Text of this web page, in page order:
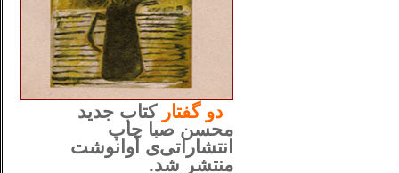
دوگفتار کتاب جدید
محسن صبا چاپ
انتشاراتی‌ی آوانوشت
منتشر شد.